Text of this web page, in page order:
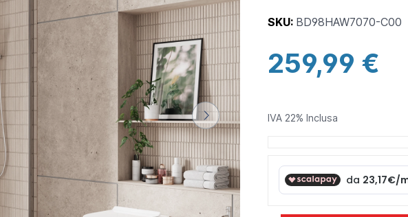
SKU: BD98HAW7070-C00
259,99 €
IVA 22% Inclusa